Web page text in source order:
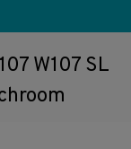
W107 SL